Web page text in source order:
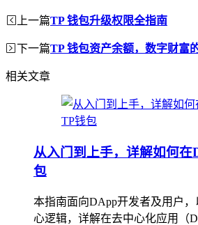
上一篇TP 钱包升级权限全指南
下一篇TP 钱包资产余额，数字财富
相关文章
从入门到上手，详解如何
包
本指南面向DApp开发者及用户
心逻辑，详解在去中心化应用（